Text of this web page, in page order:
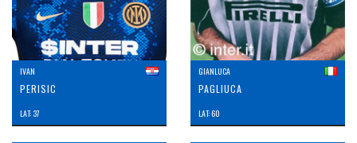
IVAN
PERISIC
LAT: 37
GIANLUCA
PAGLIUCA
LAT: 60